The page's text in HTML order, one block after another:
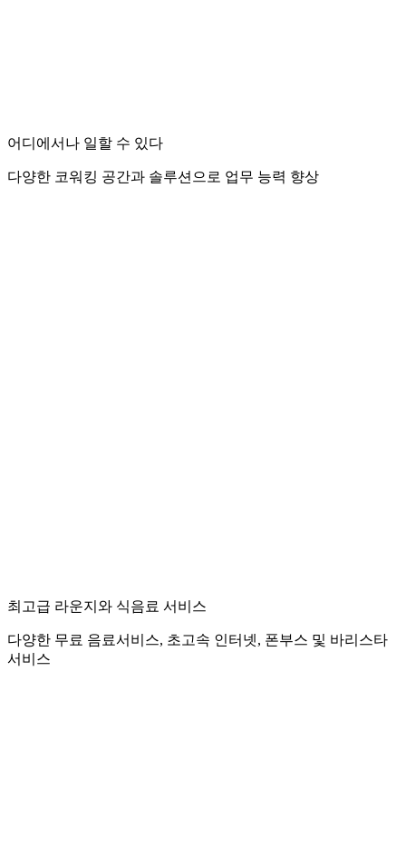
어디에서나 일할 수 있다
다양한 코워킹 공간과 솔루션으로 업무 능력 향상
최고급 라운지와 식음료 서비스
다양한 무료 음료서비스, 초고속 인터넷, 폰부스 및 바리스타
서비스